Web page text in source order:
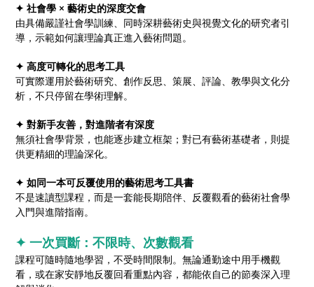
✦ 社會學 × 藝術史的深度交會
由具備嚴謹社會學訓練、同時深耕藝術史與視覺文化的研究者引
導，示範如何讓理論真正進入藝術問題。
✦ 高度可轉化的思考工具
可實際運用於藝術研究、創作反思、策展、評論、教學與文化分
析，不只停留在學術理解。
✦ 對新手友善，對進階者有深度
無須社會學背景，也能逐步建立框架；對已有藝術基礎者，則提
供更精細的理論深化。
✦ 如同一本可反覆使用的藝術思考工具書
不是速讀型課程，而是一套能長期陪伴、反覆觀看的藝術社會學
入門與進階指南。
✦ 一次買斷：不限時、次數觀看
課程可隨時隨地學習，不受時間限制。無論通勤途中用手機觀
看，或在家安靜地反覆回看重點內容，都能依自己的節奏深入理